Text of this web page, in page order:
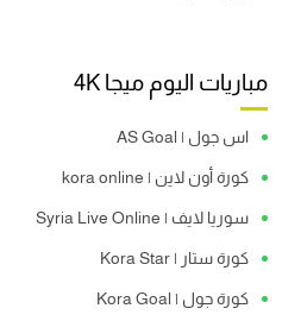
مباريات اليوم ميجا 4K
اس جول | AS Goal
كورة أون لاين | kora online
سوريا لايف | Syria Live Online
كورة ستار | Kora Star
كورة جول | Kora Goal